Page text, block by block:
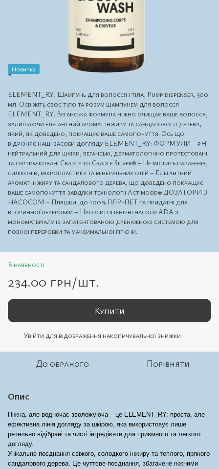
Новинка
ELEMENT_RY, Шампунь для волосся і тіла, Pump dispenser, 300
мл. Освіжіть своє тіло та розум шампунем для волосся
ELEMENT_RY. Веганська формула ніжно очищає ваше волосся,
залишаючи елегантний аромат інжиру та сандалового дерева,
який, як доведено, покращує ваше самопочуття. Ось що
відрізняє наші засоби догляду ELEMENT_RY: ФОРМУЛИ – pH
нейтральний для шкіри, веганські, дерматологічно протестовані
та сертифіковані Cradle to Cradle Silver® – Не містить парабенів,
силіконів, мікропластику та мінеральних олій – Елегантний
аромат інжиру та сандалового дерева, що доведено покращує
ваше самопочуття завдяки технології Actimood® ДОЗАТОРИ З
НАСОСОМ – Пляшки: до 100% ПЛР-ПЕТ та придатні для
вторинної переробки – Насоси: гігієнічні насоси ADA з
мономатеріалу із запатентованою дренажною системою для
повної переробки та максимальної гігієни.
В наявності
234.00 грн/шт.
Купити
Увійти для відображення накопичувальної знижки
До обраного Порівняти
Опис
Ніжна, але водночас зволожуюча – це ELEMENT_RY: проста, але
ефективна лінія догляду за шкірою, яка використовує лише
ретельно відібрані та чисті інгредієнти для приємного та легкого
догляду.
Унікальне поєднання свіжого, солодкого інжиру та теплого, пряного
сандалового дерева. Це чуттєве поєднання, збагачене ніжними